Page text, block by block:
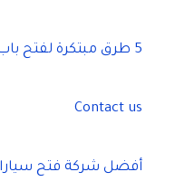
5 طرق مبتكرة لفتح باب سيارات
Contact us
أفضل شركة فتح سيارات